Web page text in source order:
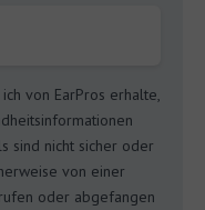
von EarPros erhalte,
sind nicht sicher oder
von einer
oder abgefangen